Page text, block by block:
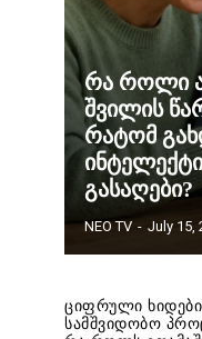
რა როლი
შვილის
რატომ
გასაღები?
NEO TV - July 15,
ციფრული ხიდები
სამშვიდობო